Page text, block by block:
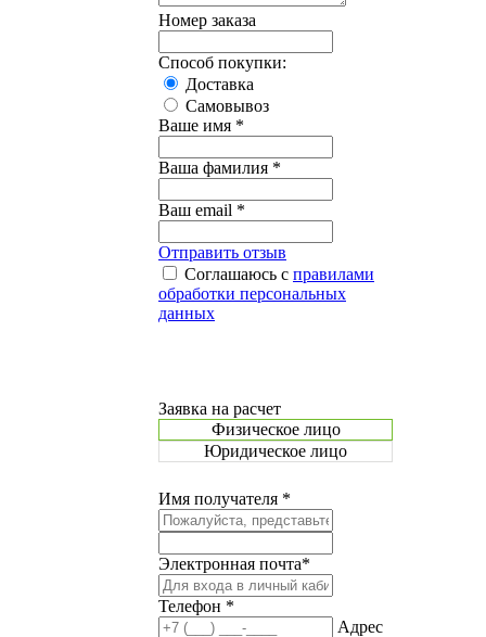
Номер заказа
Способ покупки:
Доставка
Самовывоз
Ваше имя *
Ваша фамилия *
Ваш email *
Отправить отзыв
Соглашаюсь с правилами
обработки персональных
данных
Заявка на расчет
Физическое лицо
Юридическое лицо
Имя получателя *
Электронная почта*
Телефон *
Адрес